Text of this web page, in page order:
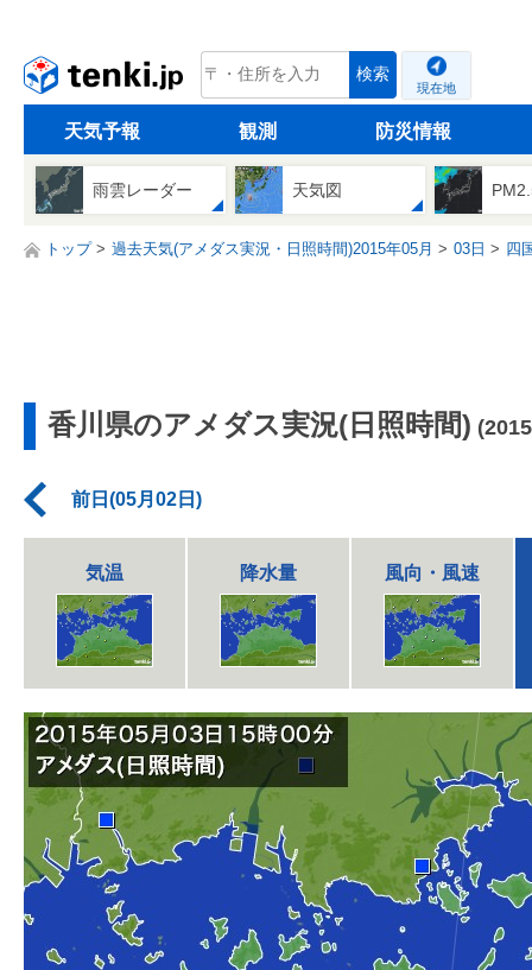
tenki.jp 検索
現在地
天気予報 観測 防災情報
雨雲レーダー 天気図
トップ 過去天気(アメダス実況・日照時間)2015年05月 03日 四
香川県のアメダス実況(日照時間)
前日(05月02日)
気温 降水量 風向・風速